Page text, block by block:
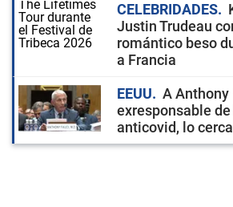
CELEBRIDADES
Justin Trudeau
romántico beso
a Francia
EEUU
A Anthony
exresponsable
anticovid, lo